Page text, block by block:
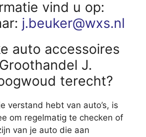
vind u op:
j.beuker@wxs.nl
auto accessoires
J.
terecht?
verstand hebt van auto’s, is
om regelmatig te checken of
van je auto die aan